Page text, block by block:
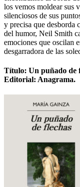
los vemos moldear sus
silenciosos de sus
y precisa que desborda
del humor, Neil Smith
emociones que oscilan
desgarradora de las
Título: Un puñado de
Editorial: Anagrama.